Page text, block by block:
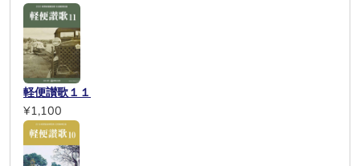
軽便讃歌１１
¥1,100